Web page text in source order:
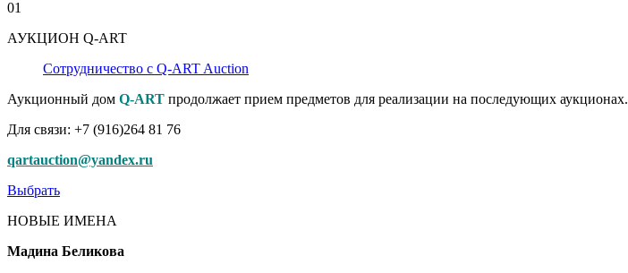
01
АУКЦИОН Q-ART
Сотрудничество с Q-ART Auction
Аукционный дом Q-ART продолжает прием предметов для реализации на последующих аукционах.
Для связи: +7 (916)264 81 76
qartauction@yandex.ru
Выбрать
НОВЫЕ ИМЕНА
Мадина Беликова